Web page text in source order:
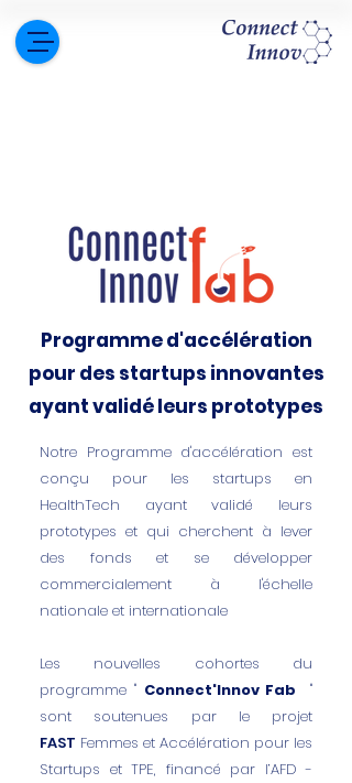
Programme d'accélération
pour des startups innovantes
ayant validé leurs prototypes
Notre Programme d'accélération est
conçu pour les startups en
HealthTech ayant validé leurs
prototypes et qui cherchent à lever
des fonds et se développer
commercialement à l'échelle
nationale et internationale
Les nouvelles cohortes du
programme " Connect'Innov Fab
"
sont soutenues par le projet
FAST Femmes et Accélération pour les
Startups et TPE, financé par l’AFD -